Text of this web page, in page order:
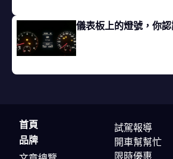
儀表板上的燈號，你認
首頁
品牌
試駕報導
開車幫幫忙
限時優惠